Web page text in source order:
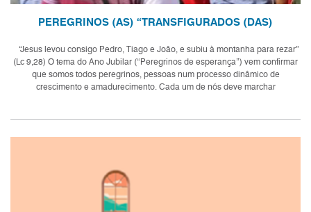
PEREGRINOS (AS) “TRANSFIGURADOS (DAS)
“Jesus levou consigo Pedro, Tiago e João, e subiu à montanha para rezar”
(Lc 9,28) O tema do Ano Jubilar (“Peregrinos de esperança”) vem confirmar
que somos todos peregrinos, pessoas num processo dinâmico de
crescimento e amadurecimento. Cada um de nós deve marchar